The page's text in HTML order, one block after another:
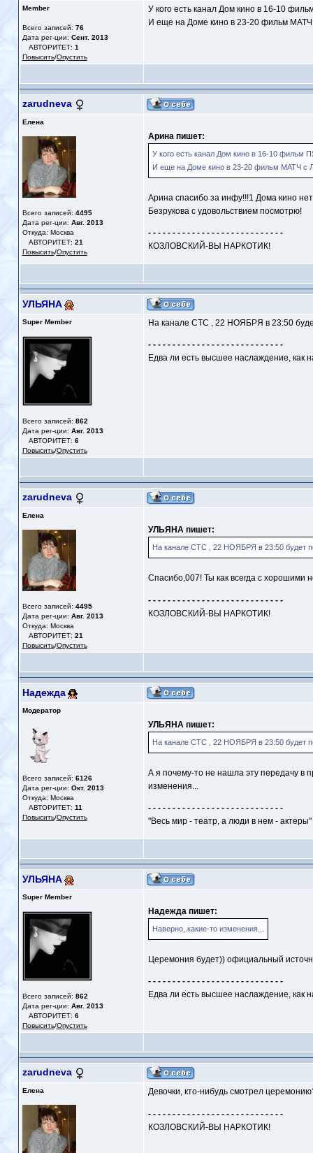
Member
Всего записей: 76
Дата рег-ции: Сент. 2013
АВТОРИТЕТ: 1
Повысить/Опустить
У кого есть канал Дом кино в 16-10
И еще на Доме кино в 23-20 фильм
zarudneva
Елена
Всего записей: 4495
Дата рег-ции: Авг. 2013
Откуда: Москва
АВТОРИТЕТ: 21
Повысить/Опустить
Арина пишет:
У кого есть канал Дом кино в 16-10
И еще на Доме кино в 23-20 фильм МАТЧ с
Арина спасибо за инфу!!!1 Дома кино
Безрукова с удовольствием посмотрю!
- - - - - - - - - - - - - - - - - - - - - - - - - - - -
КОЗЛОВСКИЙ-ВЫ НАРКОТИК!
УЛЬЯНА
Super Member
Всего записей: 862
Дата рег-ции: Авг. 2013
АВТОРИТЕТ: 6
Повысить/Опустить
На канале СТС , 22 НОЯБРЯ в 23:50
- - - - - - - - - - - - - - - - - - - - - - - - - - - -
Едва ли есть высшее наслаждение, как
zarudneva
Елена
Всего записей: 4495
Дата рег-ции: Авг. 2013
Откуда: Москва
АВТОРИТЕТ: 21
Повысить/Опустить
УЛЬЯНА пишет:
На канале СТС , 22 НОЯБРЯ в 23:50 будет
Спасибо,007! Ты как всегда с хорошими
- - - - - - - - - - - - - - - - - - - - - - - - - - - -
КОЗЛОВСКИЙ-ВЫ НАРКОТИК!
Надежда
Модератор
Всего записей: 6126
Дата рег-ции: Окт. 2013
Откуда: Москва
АВТОРИТЕТ: 11
Повысить/Опустить
УЛЬЯНА пишет:
На канале СТС , 22 НОЯБРЯ в 23:50 будет
А я почему-то не нашла эту передачу в
изменения...
- - - - - - - - - - - - - - - - - - - - - - - - - - - -
"Весь мир - театр, а люди в нем - актеры"
УЛЬЯНА
Super Member
Всего записей: 862
Дата рег-ции: Авг. 2013
АВТОРИТЕТ: 6
Повысить/Опустить
Надежда пишет:
Наверно,.какие-то изменения...
Церемония будет)) официальный
- - - - - - - - - - - - - - - - - - - - - - - - - - - -
Едва ли есть высшее наслаждение, как
zarudneva
Елена Девочки, кто-нибудь смотрел
- - - - - - - - - - - - - - - - - - - - - - - - - - - -
КОЗЛОВСКИЙ-ВЫ НАРКОТИК!